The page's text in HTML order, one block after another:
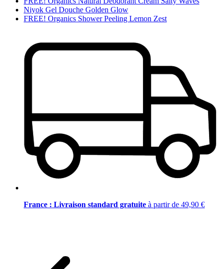
Niyok Gel Douche Golden Glow
FREE! Organics Shower Peeling Lemon Zest
France : Livraison standard gratuite à partir de 49,90 €